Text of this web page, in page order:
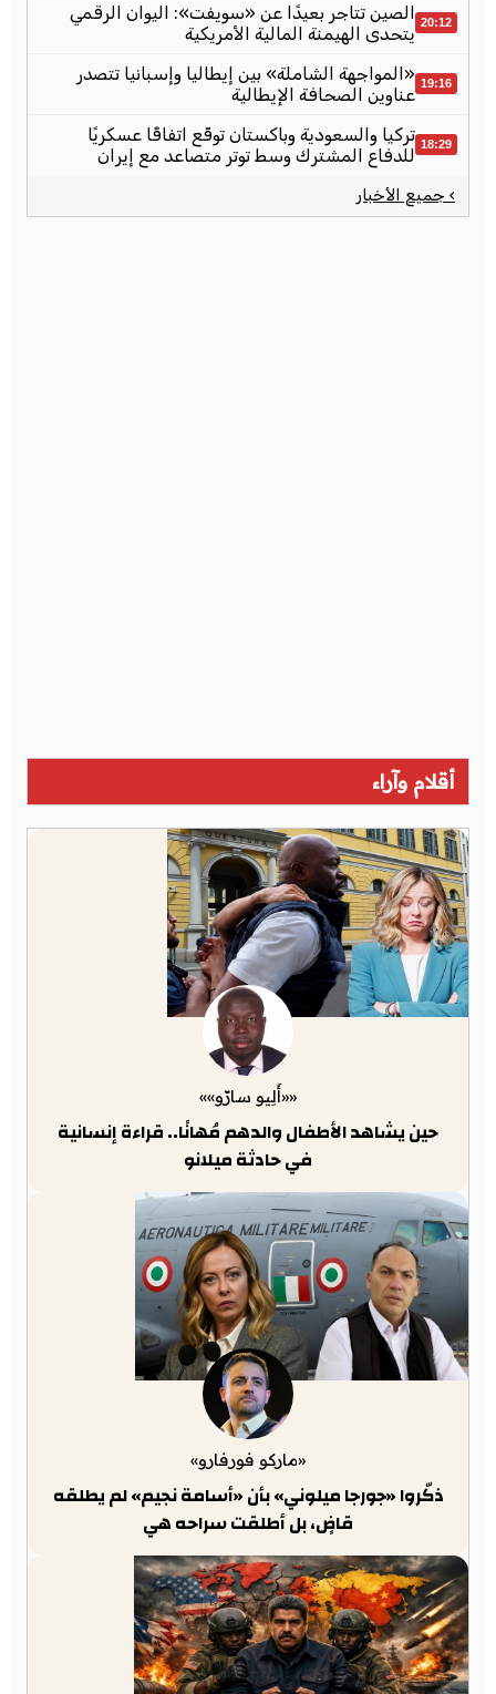
20:12 الصين تتاجر بعيدًا عن «سويفت»: اليوان الرقمي
يتحدى الهيمنة المالية الأمريكية
19:16 «المواجهة الشاملة» بين إيطاليا وإسبانيا تتصدر
عناوين الصحافة الإيطالية
18:29 تركيا والسعودية وباكستان توقّع اتفاقًا عسكريًا
للدفاع المشترك وسط توتر متصاعد مع إيران
› جميع الأخبار
أقلام وآراء
««أَلِيو سارّو»»
حين يشاهد الأطفال والدهم مُهانًا.. قراءة إنسانية
في حادثة ميلانو
«ماركو فورفارو»
ذكّروا «جورجا ميلوني» بأن «أسامة نجيم» لم يطلقه
قاضٍ، بل أطلقت سراحه هي